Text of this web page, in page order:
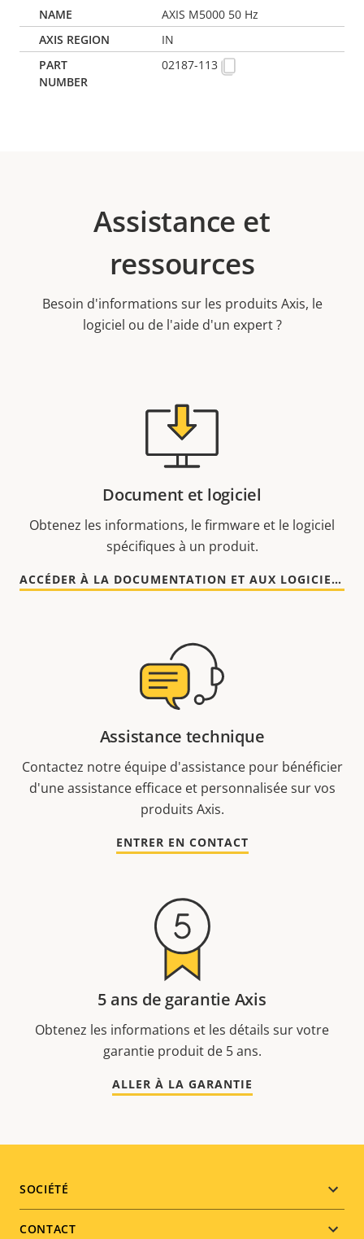
AXIS M5000 50 Hz
IN
02187-113
Assistance et
ressources
Besoin d'informations sur les produits Axis, le
logiciel ou de l'aide d'un expert ?
Document et logiciel
Obtenez les informations, le firmware et le logiciel
spécifiques à un produit.
ACCÉDER À LA DOCUMENTATION ET AUX LOGICIELS
Assistance technique
Contactez notre équipe d'assistance pour bénéficier
d'une assistance efficace et personnalisée sur vos
produits Axis.
ENTRER EN CONTACT
5 ans de garantie Axis
Obtenez les informations et les détails sur votre
garantie produit de 5 ans.
ALLER À LA GARANTIE
Footer
menu
SOCIÉTÉ
CONTACT